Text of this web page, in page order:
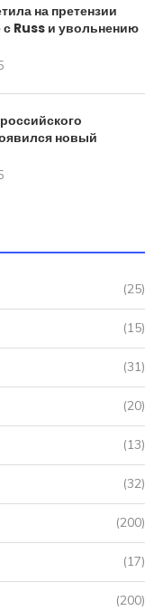
на претензии
с Russ и увольнению
новый
(25)
(15)
(31)
(20)
(13)
(32)
(200)
(17)
(200)